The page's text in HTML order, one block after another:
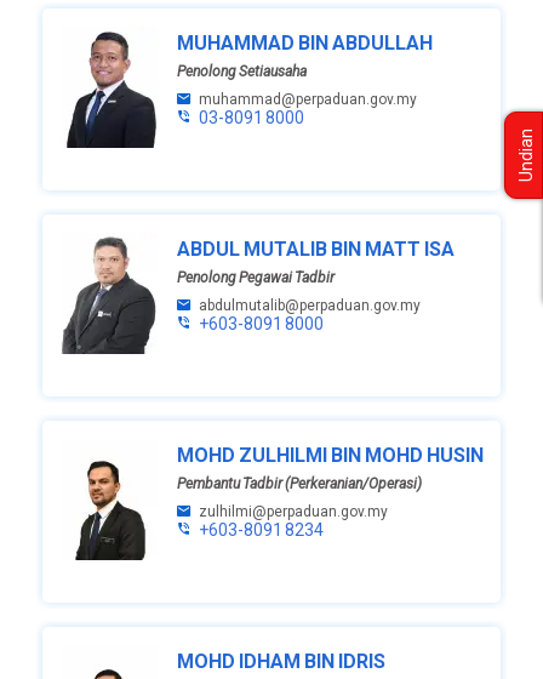
MUHAMMAD BIN ABDULLAH
Penolong Setiausaha
muhammad@perpaduan.gov.my
03-8091 8000
ABDUL MUTALIB BIN MATT ISA
Penolong Pegawai Tadbir
abdulmutalib@perpaduan.gov.my
+603-8091 8000
MOHD ZULHILMI BIN MOHD HUSIN
Pembantu Tadbir (Perkeranian/Operasi)
zulhilmi@perpaduan.gov.my
+603-8091 8234
MOHD IDHAM BIN IDRIS
Undian